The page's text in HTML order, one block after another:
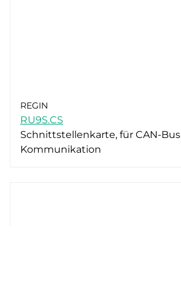
REGIN
RU9S.CS
Schnittstellenkarte, für CAN-Bus
Kommunikation